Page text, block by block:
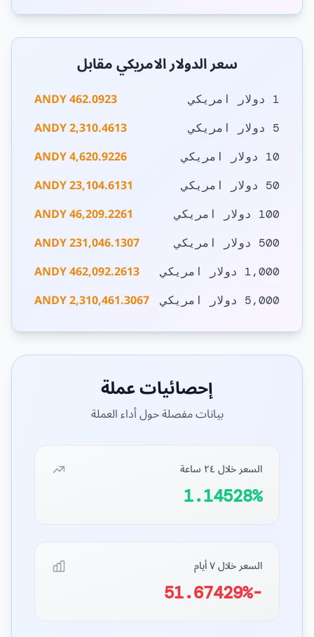
سعر الدولار الامريكي مقابل
1 دولار امريكي 462.0923 ANDY
5 دولار امريكي 2,310.4613 ANDY
10 دولار امريكي 4,620.9226 ANDY
50 دولار امريكي 23,104.6131 ANDY
100 دولار امريكي 46,209.2261 ANDY
500 دولار امريكي 231,046.1307 ANDY
1,000 دولار امريكي 462,092.2613 ANDY
5,000 دولار امريكي 2,310,461.3067 ANDY
إحصائيات عملة
بيانات مفصلة حول أداء العملة
السعر خلال ٢٤ ساعة
1.14528%
السعر خلال ٧ أيام
-51.67429%